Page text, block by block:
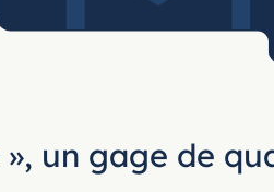
», un gage de